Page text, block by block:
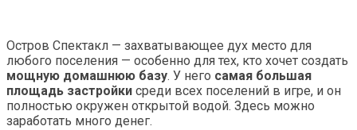
Остров Спектакл — захватывающее дух место для
любого поселения — особенно для тех, кто хочет создать
мощную домашнюю базу. У него самая большая
площадь застройки среди всех поселений в игре, и он
полностью окружен открытой водой. Здесь можно
заработать много денег.